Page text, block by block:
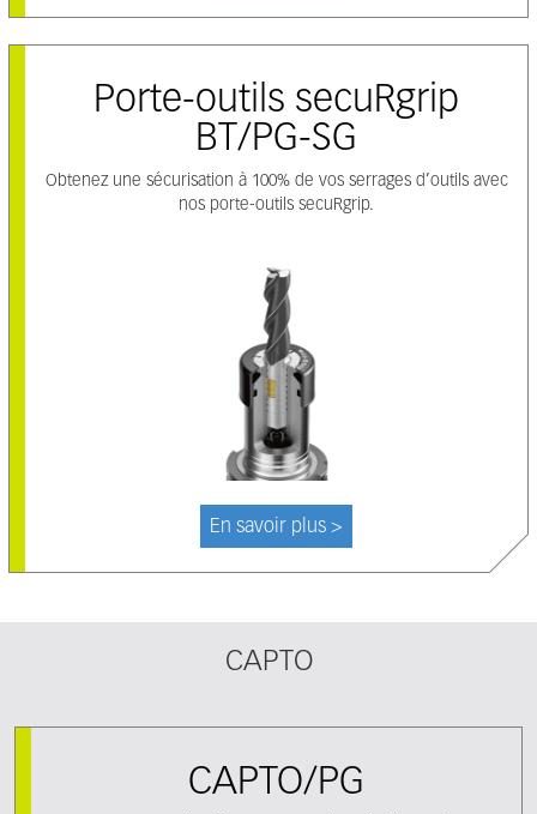
Porte-outils secuRgrip
BT/PG-SG
Obtenez une sécurisation à 100% de vos serrages d’outils avec
nos porte-outils secuRgrip.
En savoir plus >
CAPTO
CAPTO/PG